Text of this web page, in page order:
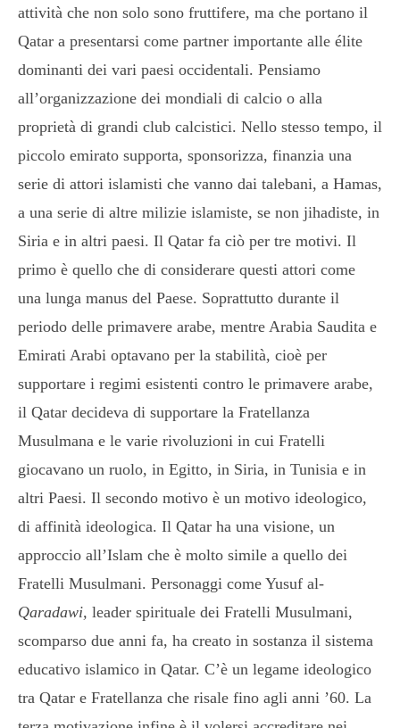
attività che non solo sono fruttifere, ma che portano il
Qatar a presentarsi come partner importante alle élite
dominanti dei vari paesi occidentali. Pensiamo
all’organizzazione dei mondiali di calcio o alla
proprietà di grandi club calcistici. Nello stesso tempo, il
piccolo emirato supporta, sponsorizza, finanzia una
serie di attori islamisti che vanno dai talebani, a Hamas,
a una serie di altre milizie islamiste, se non jihadiste, in
Siria e in altri paesi. Il Qatar fa ciò per tre motivi. Il
primo è quello che di considerare questi attori come
una lunga manus del Paese. Soprattutto durante il
periodo delle primavere arabe, mentre Arabia Saudita e
Emirati Arabi optavano per la stabilità, cioè per
supportare i regimi esistenti contro le primavere arabe,
il Qatar decideva di supportare la Fratellanza
Musulmana e le varie rivoluzioni in cui Fratelli
giocavano un ruolo, in Egitto, in Siria, in Tunisia e in
altri Paesi. Il secondo motivo è un motivo ideologico,
di affinità ideologica. Il Qatar ha una visione, un
approccio all’Islam che è molto simile a quello dei
Fratelli Musulmani. Personaggi come Yusuf al-
Qaradawi, leader spirituale dei Fratelli Musulmani,
scomparso due anni fa, ha creato in sostanza il sistema
educativo islamico in Qatar. C’è un legame ideologico
tra Qatar e Fratellanza che risale fino agli anni ’60. La